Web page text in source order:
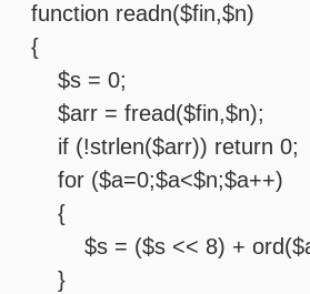
function readn($fin,$n)
{
$s = 0;
$arr = fread($fin,$n);
if (!strlen($arr)) return 0;
for ($a=0;$a<$n;$a++)
{
$s = ($s << 8) +
}